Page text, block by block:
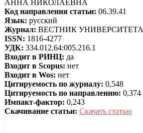
АННА НИКОЛАЕВНА
Код направления статьи: 06.39.41
Язык: русский
Журнал: ВЕСТНИК УНИВЕРСИТЕТА
ISSN: 1816-4277
УДК: 334.012.64:005.216.1
Входит в РИНЦ: да
Входит в Scopus: нет
Входит в Wos: нет
Цитируемость по журналу: 0,548
Цитируемость по направлению: 0,374
Импакт-фактор: 0,243
Скачивание статьи: Скачать статью